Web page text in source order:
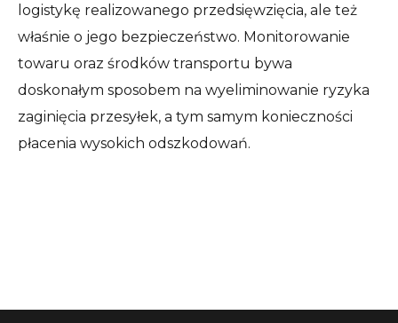
logistykę realizowanego przedsięwzięcia, ale też
właśnie o jego bezpieczeństwo. Monitorowanie
towaru oraz środków transportu bywa
doskonałym sposobem na wyeliminowanie ryzyka
zaginięcia przesyłek, a tym samym konieczności
płacenia wysokich odszkodowań.